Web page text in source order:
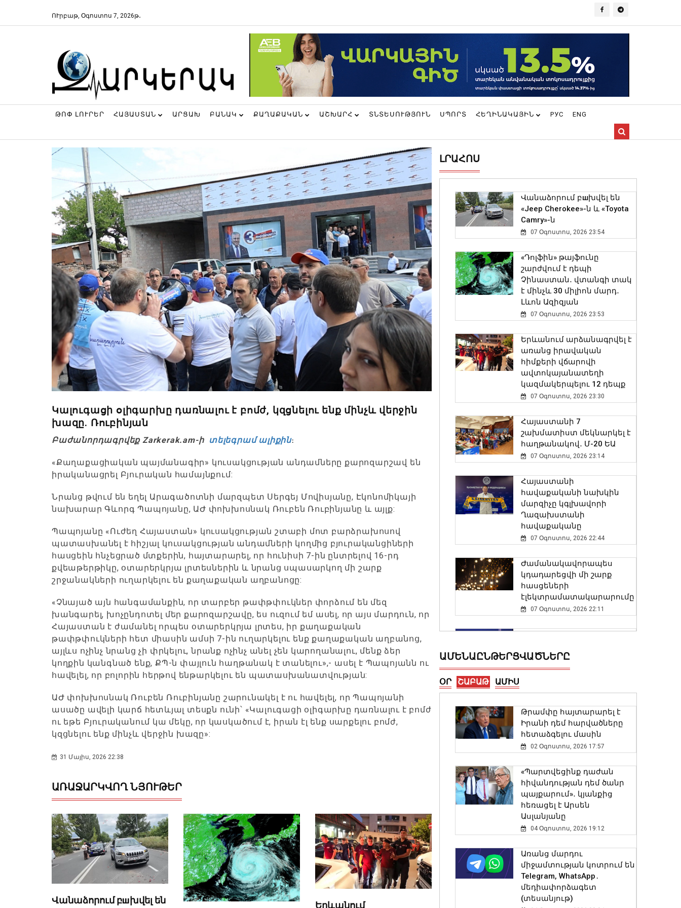
ՈՒրբաթ, Օգոստոս 7, 2026թ․
ԹՈՓ ԼՈՒՐԵՐ ՀԱՅԱՍՏԱՆ ԱՐՑԱԽ ԲԱՆԱԿ ՔԱՂԱՔԱԿԱՆ ԱՇԽԱՐՀ ՏՆՏԵՍՈՒԹՅՈՒՆ ՍՊՈՐՏ ՀԵՂԻՆԱԿԱՅԻՆ РУС ENG
Կալուգացի օլիգարխը դառնալու է բոմժ, կզցնելու ենք մինչև վերջին
խազը. Ռուբինյան
Բաժանորդագրվեք Zarkerak.am-ի տելեգրամ ալիքին։
«Քաղաքացիական պայմանագիր» կուսակցության անդամները քարոզարշավ են
իրականացրել Բյուրական համայնքում:
Նրանց թվում են եղել Արագածոտնի մարզպետ Սերգեյ Մովիսյանը, Էկոնոմիկայի
նախարար Գևորգ Պապոյանը, ԱԺ փոխխոսնակ Ռուբեն Ռուբինյանը և այլք:
Պապոյանը «Ուժեղ Հայաստան» կուսակցության շտաբի մոտ բարձրախոսով
պատասխանել է հիշյալ կուսակցության անդամների կողմից բյուրականցիների
հասցեին հնչեցրած մտքերին, հայտարարել, որ հունիսի 7-ին ընտրելով 16-րդ
քվեաթերթիկը, օտարերկրյա լրտեսներին և նրանց սպասարկող մի շարք
շրջանակների ուղարկելու են քաղաքական աղբանոցը:
«Չնայած այն հանգամանքին, որ տարբեր թափթփուկներ փորձում են մեզ
խանգարել, խոչընդոտել մեր քարոզարշավը, ես ուզում եմ ասել, որ այս մարդուն, որ
Հայաստան է ժամանել որպես օտարերկրյա լրտես, իր քաղաքական
թափթփուկների հետ միասին ամսի 7-ին ուղարկելու ենք քաղաքական աղբանոց,
այլևս ոչինչ նրանց չի փրկելու, նրանք ոչինչ անել չեն կարողանալու, մենք ձեր
կողքին կանգնած ենք, ՔՊ-ն փայլուն հաղթանակ է տանելու»,- ասել է Պապոյանն ու
հավելել, որ բոլորին հերթով ենթարկելու են պատասխանատվության:
ԱԺ փոխխոսնակ Ռուբեն Ռուբինյանը շարունակել է ու հավելել, որ Պապոյանի
ասածը ավելի կարճ հետևյալ տեսքն ունի՝ «Կալուգացի օլիգարխը դառնալու է բոմժ
ու եթե Բյուրականում կա մեկը, որ կասկածում է, իրան էլ ենք սարքելու բոմժ,
կզցնելու ենք մինչև վերջին խազը»:
31 Մայիս, 2026 22:38
ԱՌԱՋԱՐԿՎՈՂ ՆՅՈՒԹԵՐ
Վանաձորում բшխվել են
Երևանում
ԼՐԱՀՈՍ
Վանաձորում բшխվել են
«Jeep Cherokee»-ն և «Toyota
Camry»-ն
07 Օգոստոս, 2026 23:54
«Դոլֆին» թայֆունը
շարժվում է դեպի
Չինաստան․ վտանգի տակ
է մինչև 30 միլիոն մարդ․
Լևոն Ազիզյան
07 Օգոստոս, 2026 23:53
Երևանում արձանագրվել է
առանց իրավական
հիմքերի վճարովի
ավտոկայանատեղի
կազմակերպելու 12 դեպք
07 Օգոստոս, 2026 23:30
Հայաստանի 7
շախմատիստ մեկնարկել է
հաղթանակով․ Մ-20 ԵԱ
07 Օգոստոս, 2026 23:14
Հայաստանի
հավաքականի նախկին
մարզիչը կգլխավորի
Ղազախստանի
հավաքականը
07 Օգոստոս, 2026 22:44
Ժամանակավորապես
կդադարեցվի մի շարք
հասցեների
էլեկտրամատակարարումը
07 Օգոստոս, 2026 22:11
Փոխվարչապետ Տիգրան
Շինարարի օրվան նվիրված
միջոցառմանը
Վայոց ձորի քրեական
ոստիկանները
դանակահարության դեպք
են բացահայտել․
կատարվում է
07 Օգոստոս, 2026 21:30
Արթուր Խուդինյանը
նշանակվել է ՓԾ տնօրենի
տեղակալ․ Արամ
Ղազարյանն
ներկայացրել նորանշանակ
տեղակալին
07 Օգոստոս, 2026 21:05
Փրկարարները
ԱՄԵՆԱԸՆԹԵՐՑՎԱԾՆԵՐԸ
ՕՐ ՇԱԲԱԹ ԱՄԻՍ
Թրամփը հայտարարել է
Իրանի դեմ հարվածները
հետաձգելու մասին
02 Օգոստոս, 2026 17:57
«Պարտվեցինք դաժան
հիվանդության դեմ ծանր
պայքարում»․ կյանքից
հեռացել է Արսեն
Ասլանյանը
04 Օգոստոս, 2026 19:12
Առանց մարդու
միջամտության կոտրում են
Telegram, WhatsApp․
մեդիափորձագետ
(տեսանյութ)